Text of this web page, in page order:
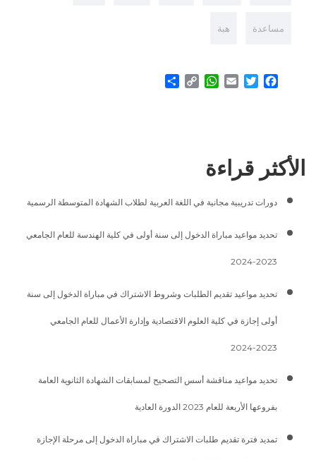
مساعدة هبة
Facebook
Twitter
Email
WhatsApp
Copy
الأكثر قراءة
دورات تدريبية مجانية في اللغة العربية لطلاب الشهادة المتوسطة الرسمية
تحديد مواعيد مباراة الدخول إلى سنة أولى في كلية الهندسة للعام الجامعي
2023-2024
تحديد مواعيد تقديم الطلبات وشروط الاشتراك في مباراة الدخول إلى سنة
أولى إجازة في كلية العلوم الاقتصادية وإدارة الأعمال للعام الجامعي
2023-2024
تحديد مواعيد مناقشة أسس التصحيح لمسابقات الشهادة الثانوية العامة
بفروعها الأربعة للعام 2023 الدورة العادية
تمديد فترة تقديم طلبات الاشتراك في مباراة الدخول إلى مرحلة الإجازة